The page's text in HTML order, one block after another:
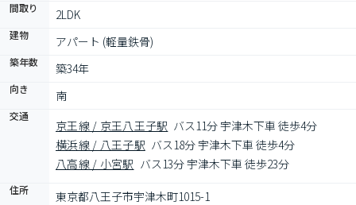
間取り 2LDK
建物 アパート (軽量鉄骨)
築年数 築34年
向き 南
交通
京王線 / 京王八王子駅 バス11分 宇津木下車 徒歩4分
横浜線 / 八王子駅 バス18分 宇津木下車 徒歩4分
八高線 / 小宮駅 バス13分 宇津木下車 徒歩23分
住所 東京都八王子市宇津木町1015-1